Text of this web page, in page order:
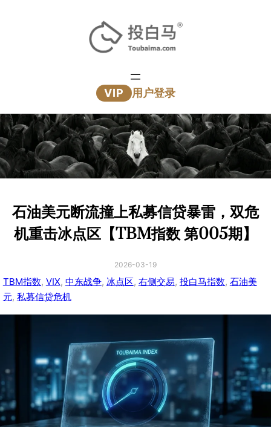
VIP 用户登录
石油美元断流撞上私募信贷暴雷，双危
机重击冰点区【TBM指数 第005期】
2026-03-19
TBM指数, VIX, 中东战争, 冰点区, 右侧交易, 投白马指数, 石油美
元, 私募信贷危机